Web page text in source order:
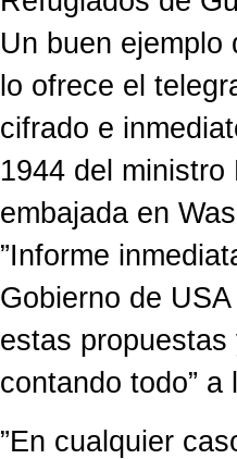
Un buen ejemplo
lo ofrece el
cifrado e
1944 del ministro
embajada en
”Informe
Gobierno de
estas
contando todo” a
”En cualquier